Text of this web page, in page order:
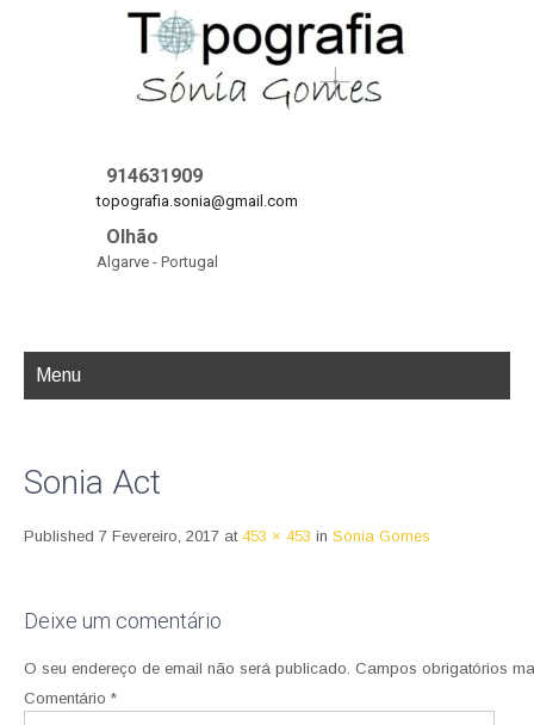
914631909
topografia.sonia@gmail.com
Olhão
Algarve - Portugal
Menu
Sonia Act
Published 7 Fevereiro, 2017 at 453 × 453 in Sónia Gomes
Deixe um comentário
O seu endereço de email não será publicado. Campos obrigatórios
Comentário *